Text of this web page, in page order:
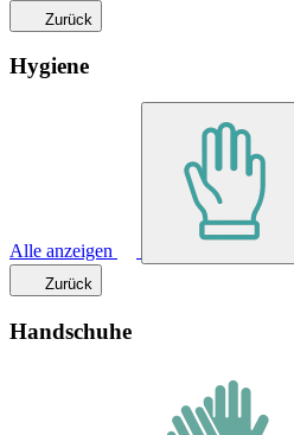
Zurück
Hygiene
Alle anzeigen
Zurück
Handschuhe